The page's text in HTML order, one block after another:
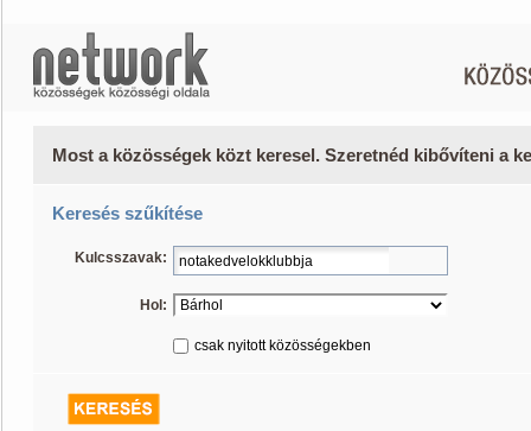
Most a közösségek közt keresel. Szeretnéd kibővíteni a
Keresés szűkítése
Kulcsszavak:
Hol:
csak nyitott közösségekben